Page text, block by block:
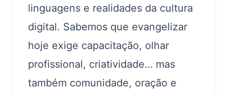
linguagens e realidades da cultura
digital. Sabemos que evangelizar
hoje exige capacitação, olhar
profissional, criatividade… mas
também comunidade, oração e